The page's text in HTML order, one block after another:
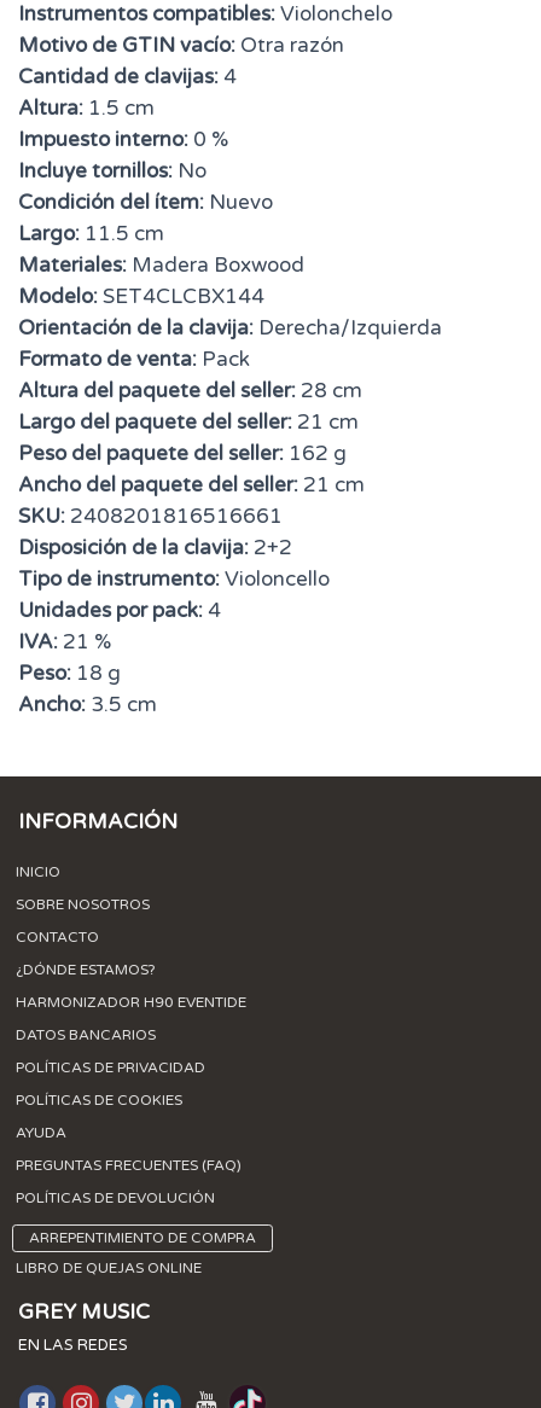
Instrumentos compatibles:Violonchelo
Motivo de GTIN vacío: Otra razón
Cantidad de clavijas: 4
Altura: 1.5 cm
Impuesto interno: 0 %
Incluye tornillos: No
Condición del ítem: Nuevo
Largo: 11.5 cm
Materiales: Madera Boxwood
Modelo:SET4CLCBX144
Orientación de la clavija: Derecha/Izquierda
Formato de venta: Pack
Altura del paquete del seller: 28 cm
Largo del paquete del seller: 21 cm
Peso del paquete del seller: 162 g
Ancho del paquete del seller: 21 cm
SKU: 2408201816516661
Disposición de la clavija: 2+2
Tipo de instrumento:Violoncello
Unidades por pack: 4
IVA: 21 %
Peso: 18 g
Ancho: 3.5 cm
INFORMACIÓN
INICIO
SOBRE NOSOTROS
CONTACTO
¿DÓNDE ESTAMOS?
HARMONIZADOR H90 EVENTIDE
DATOS BANCARIOS
POLÍTICAS DE PRIVACIDAD
POLÍTICAS DE COOKIES
AYUDA
PREGUNTAS FRECUENTES (FAQ)
POLÍTICAS DE DEVOLUCIÓN
ARREPENTIMIENTO DE COMPRA
LIBRO DE QUEJAS ONLINE
GREY MUSIC
EN LAS REDES